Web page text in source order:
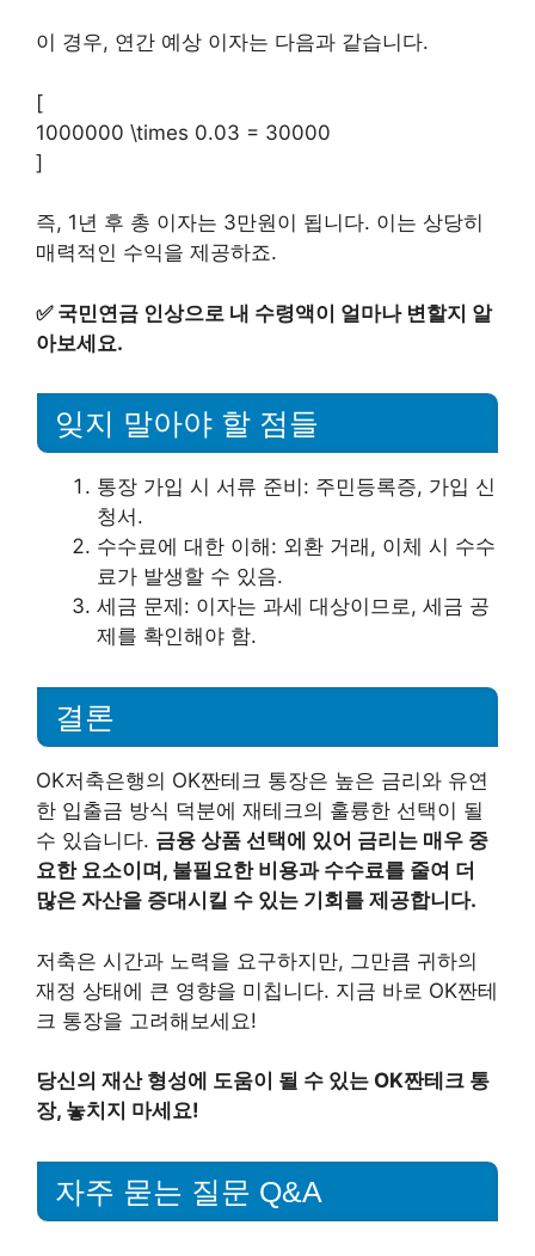
이 경우, 연간 예상 이자는 다음과 같습니다.
[
1000000 \times 0.03 = 30000
]
즉, 1년 후 총 이자는 3만원이 됩니다. 이는 상당히
매력적인 수익을 제공하죠.
✅ 국민연금 인상으로 내 수령액이 얼마나 변할지 알
아보세요.
잊지 말아야 할 점들
통장 가입 시 서류 준비: 주민등록증, 가입 신
청서.
수수료에 대한 이해: 외환 거래, 이체 시 수수
료가 발생할 수 있음.
세금 문제: 이자는 과세 대상이므로, 세금 공
제를 확인해야 함.
결론
OK저축은행의 OK짠테크 통장은 높은 금리와 유연
한 입출금 방식 덕분에 재테크의 훌륭한 선택이 될
수 있습니다. 금융 상품 선택에 있어 금리는 매우 중
요한 요소이며, 불필요한 비용과 수수료를 줄여 더
많은 자산을 증대시킬 수 있는 기회를 제공합니다.
저축은 시간과 노력을 요구하지만, 그만큼 귀하의
재정 상태에 큰 영향을 미칩니다. 지금 바로 OK짠테
크 통장을 고려해보세요!
당신의 재산 형성에 도움이 될 수 있는 OK짠테크 통
장, 놓치지 마세요!
자주 묻는 질문 Q&A